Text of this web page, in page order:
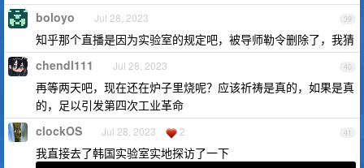
39
boloyo Jul 28, 2023
知乎那个直播是因为实验室的规定吧，被导师勒令删除了，我猜
40
chendl111 Jul 28, 2023
再等两天吧，现在还在炉子里烧呢？应该祈祷是真的，如果是真
的，足以引发第四次工业革命
41
clockOS Jul 28, 2023 2
我直接去了韩国实验室实地探访了一下